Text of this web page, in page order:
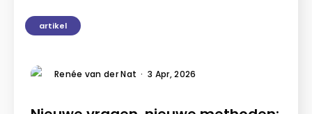
artikel
Renée van der Nat · 3 Apr, 2026